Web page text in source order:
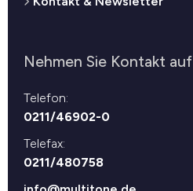
Nehmen Sie Kontakt auf
Telefon:
0211/46902-0
Telefax:
0211/480758